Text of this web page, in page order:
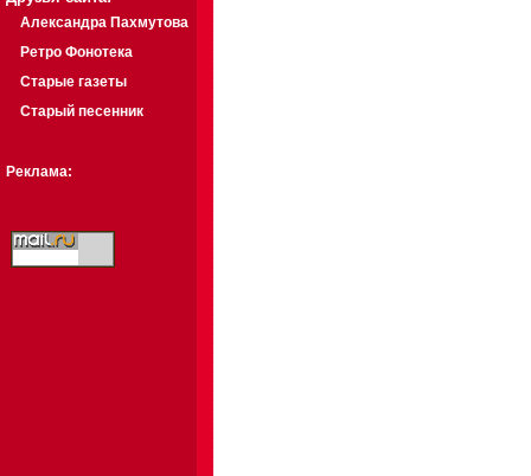
Александра Пахмутова
Ретро Фонотека
Старые газеты
Старый песенник
Реклама: